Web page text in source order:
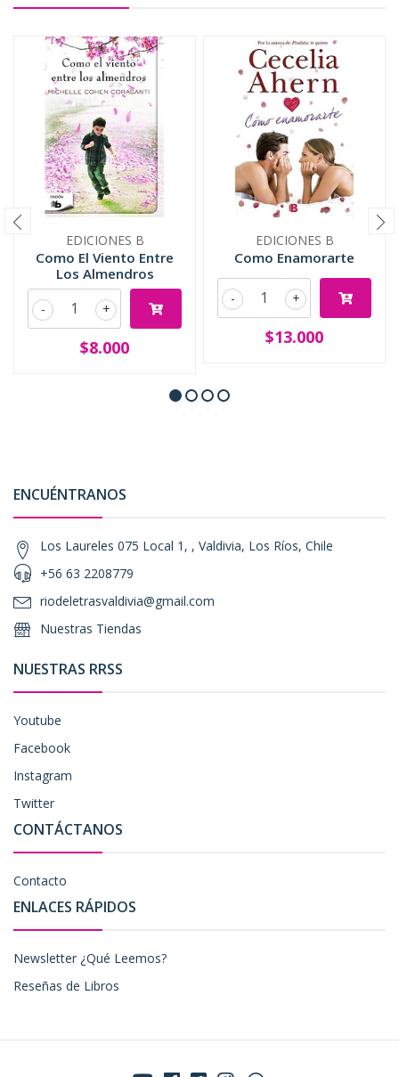
EDICIONES B
Como El Viento Entre
Los Almendros
+
-
$8.000
EDICIONES B
Como Enamorarte
+
-
$13.000
ENCUÉNTRANOS
Los Laureles 075 Local 1, , Valdivia, Los Ríos, Chile
+56 63 2208779
riodeletrasvaldivia@gmail.com
Nuestras Tiendas
NUESTRAS RRSS
Youtube
Facebook
Instagram
Twitter
CONTÁCTANOS
Contacto
ENLACES RÁPIDOS
Newsletter ¿Qué Leemos?
Reseñas de Libros